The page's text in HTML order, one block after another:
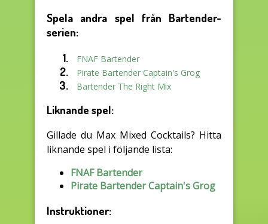
Spela andra spel från Bartender-
serien:
FNAF Bartender
Pirate Bartender Captain's Grog
Bartender The Right Mix
Liknande spel:
Gillade du Max Mixed Cocktails? Hitta
liknande spel i följande lista:
FNAF Bartender
Pirate Bartender Captain's Grog
Instruktioner: